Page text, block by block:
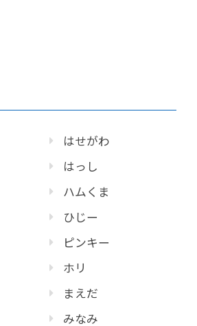
はせがわ
はっし
ハムくま
ひじー
ピンキー
ホリ
まえだ
みなみ